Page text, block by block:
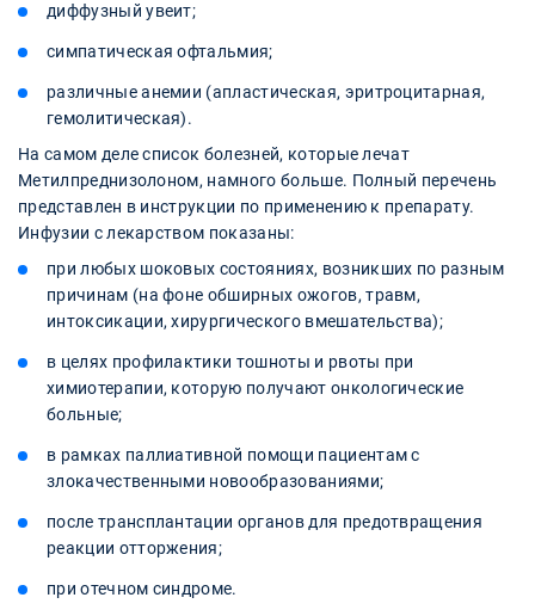
диффузный увеит;
симпатическая офтальмия;
различные анемии (апластическая, эритроцитарная,
гемолитическая).
На самом деле список болезней, которые лечат
Метилпреднизолоном, намного больше. Полный перечень
представлен в инструкции по применению к препарату.
Инфузии с лекарством показаны:
при любых шоковых состояниях, возникших по разным
причинам (на фоне обширных ожогов, травм,
интоксикации, хирургического вмешательства);
в целях профилактики тошноты и рвоты при
химиотерапии, которую получают онкологические
больные;
в рамках паллиативной помощи пациентам с
злокачественными новообразованиями;
после трансплантации органов для предотвращения
реакции отторжения;
при отечном синдроме.